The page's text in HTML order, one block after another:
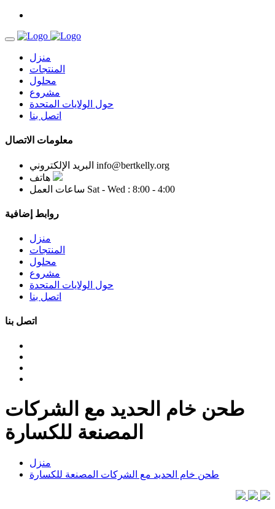
منزل
المنتجات
محلول
مشروع
حول الولايات المتحدة
اتصل بنا
معلومات الاتصال
البريد الإلكتروني info@bertkelly.org
هاتف
ساعات العمل Sat - Wed : 8:00 - 4:00
روابط إضافية
منزل
المنتجات
محلول
مشروع
حول الولايات المتحدة
اتصل بنا
اتصل بنا
طحن خام الحديد مع الشركات
المصنعة للكسارة
منزل
طحن خام الحديد مع الشركات المصنعة للكسارة